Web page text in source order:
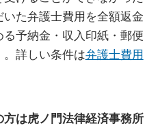
た弁護士費用を全額返金
予納金・収入印紙・郵便
詳しい条件は弁護士費用
は虎ノ門法律経済事務所